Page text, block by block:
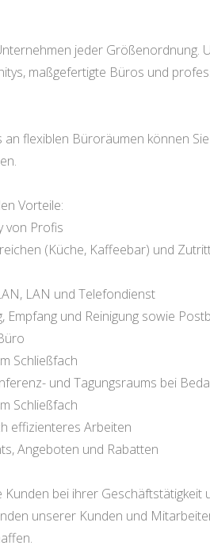
jeder Größenordnung.
maßgefertigte Büros und
flexiblen Büroräumen können
Vorteile:
von Profis
(Küche, Kaffeebar) und
LAN und Telefondienst
Empfang und Reinigung sowie
Schließfach
und Tagungsraums bei
Schließfach
effizienteres Arbeiten
Angeboten und Rabatten
bei ihrer Geschäftstätigkeit
unserer Kunden und